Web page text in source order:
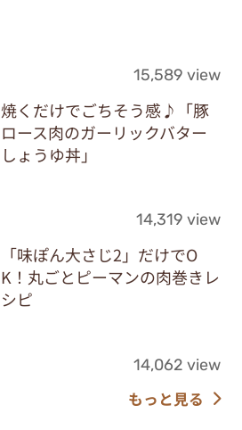
15,589 view
焼くだけでごちそう感♪「豚
ロース肉のガーリックバター
しょうゆ丼」
14,319 view
「味ぽん大さじ2」だけでO
K！丸ごとピーマンの肉巻きレ
シピ
14,062 view
もっと見る